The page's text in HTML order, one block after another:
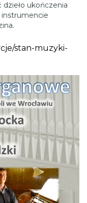
ukończenia
stan-muzyki-